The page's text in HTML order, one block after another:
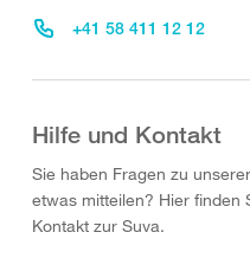
+41 58 411 12 12
Hilfe und Kontakt
Sie haben Fragen zu
etwas mitteilen? Hier finden
Kontakt zur Suva.